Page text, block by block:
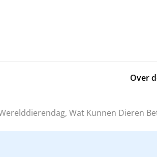
Over
Wat Kunnen Dieren